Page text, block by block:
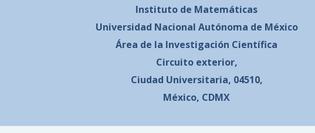
Instituto de Matemáticas
Universidad Nacional Autónoma de México
Área de la Investigación Científica
Circuito exterior,
Ciudad Universitaria, 04510,
México, CDMX